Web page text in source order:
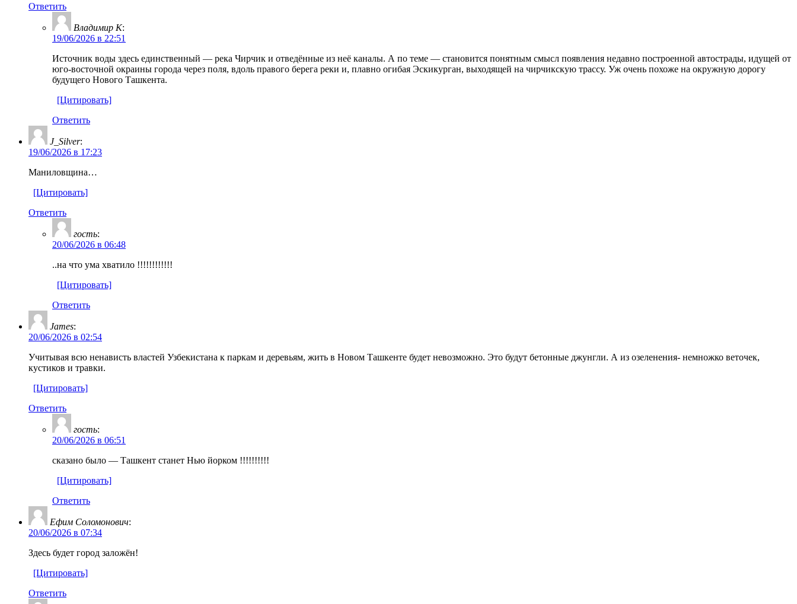
Ответить
Владимир К:
19/06/2026 в 22:51
Источник воды здесь единственный — река Чирчик и отведённые из неё каналы. А по теме — становится понятным смысл появления недавно построенной автострады, идущей от
юго-восточной окраины города через поля, вдоль правого берега реки и, плавно огибая Эскикурган, выходящей на чирчикскую трассу. Уж очень похоже на окружную дорогу
будущего Нового Ташкента.
[Цитировать]
Ответить
J_Silver:
19/06/2026 в 17:23
Маниловщина…
[Цитировать]
Ответить
гость:
20/06/2026 в 06:48
..на что ума хватило !!!!!!!!!!!!
[Цитировать]
Ответить
James:
20/06/2026 в 02:54
Учитывая всю ненависть властей Узбекистана к паркам и деревьям, жить в Новом Ташкенте будет невозможно. Это будут бетонные джунгли. А из озеленения- немножко веточек,
кустиков и травки.
[Цитировать]
Ответить
гость:
20/06/2026 в 06:51
сказано было — Ташкент станет Нью йорком !!!!!!!!!!
[Цитировать]
Ответить
Ефим Соломонович:
20/06/2026 в 07:34
Здесь будет город заложён!
[Цитировать]
Ответить